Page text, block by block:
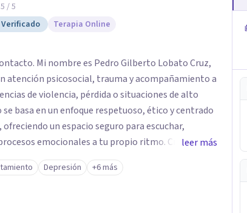
5 / 5
Verificado
Terapia Online
Mi nombre es Pedro Gilberto Lobato Cruz,
atención psicosocial, trauma y acompañamiento a
de violencia, pérdida o situaciones de alto
un espacio seguro para escuchar,
emocionales a tu propio ritmo. Creo
construir juntos herramientas que fortalezcan el
acompañarte en este
leer más
Depresión +6 más